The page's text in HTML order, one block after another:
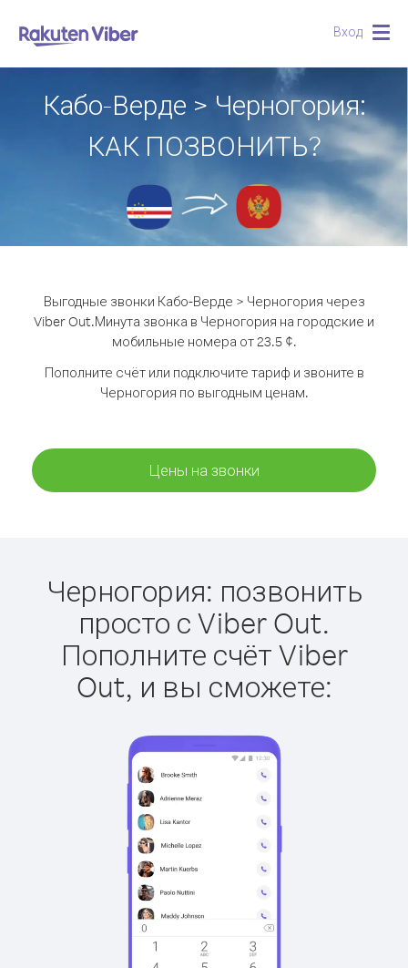
Вход
Кабо-Верде > Черногория:
КАК ПОЗВОНИТЬ?
Выгодные звонки Кабо-Верде > Черногория через
Viber Out.Минута звонка в Черногория на городские и
мобильные номера от 23.5 ¢.
Пополните счёт или подключите тариф и звоните в
Черногория по выгодным ценам.
Цены на звонки
Черногория: позвонить
просто с Viber Out.
Пополните счёт Viber
Out, и вы сможете: